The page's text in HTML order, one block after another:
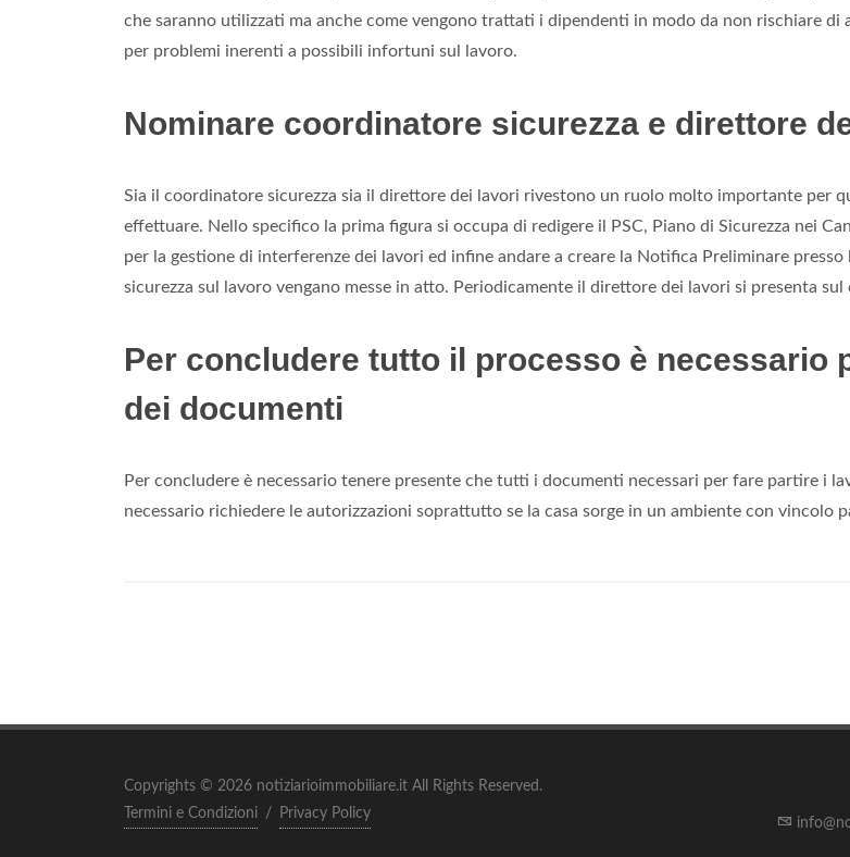
che saranno utilizzati ma anche come vengono trattati i dipendenti in modo da non rischiare di
per problemi inerenti a possibili infortuni sul lavoro.
Nominare coordinatore sicurezza e direttore
Sia il coordinatore sicurezza sia il direttore dei lavori rivestono un ruolo molto importante per
effettuare. Nello specifico la prima figura si occupa di redigere il PSC, Piano di Sicurezza nei
per la gestione di interferenze dei lavori ed infine andare a creare la Notifica Preliminare
sicurezza sul lavoro vengano messe in atto. Periodicamente il direttore dei lavori si presenta
Per concludere tutto il processo è necessario
dei documenti
Per concludere è necessario tenere presente che tutti i documenti necessari per fare partire i
necessario richiedere le autorizzazioni soprattutto se la casa sorge in un ambiente con vincolo
Copyrights © 2026 notiziarioimmobiliare.it All Rights Reserved.
Termini e Condizioni / Privacy Policy